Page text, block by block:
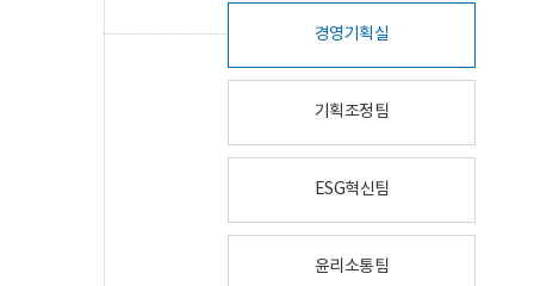
경영기획실
기획조정팀
ESG혁신팀
윤리소통팀